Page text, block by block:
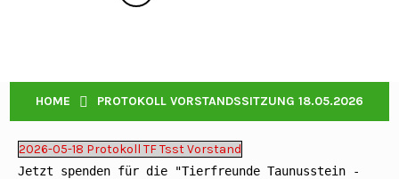
HOME PROTOKOLL VORSTANDSSITZUNG 18.05.2026
2026-05-18 Protokoll TF Tsst Vorstand
Jetzt spenden für die "Tierfreunde Taunusstein -